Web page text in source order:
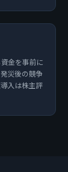
金を事前に
災後の競争
入は株主評